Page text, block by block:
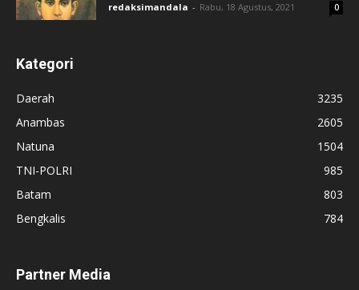
redaksimandala - Rabu, 18 Agustus, 2021 0
Kategori
Daerah
3235
Anambas
2605
Natuna
1504
TNI-POLRI
985
Batam
803
Bengkalis
784
Partner Media